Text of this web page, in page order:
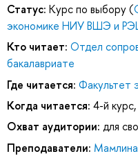
Статус: Курс по выбору (
экономике НИУ ВШЭ и
Кто читает: Отдел
бакалавриате
Где читается: Факультет
Когда читается: 4-й
Охват аудитории: для
Преподаватели: